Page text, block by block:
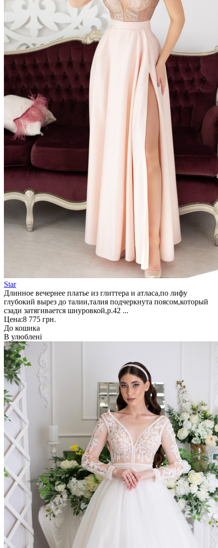
Star
Длинное вечернее платье из глиттера и атласа,по лифу
глубокий вырез до талии,талия подчеркнута поясом,который
сзади затягивается шнуровкой,р.42 ...
Цена:8 775 грн.
До кошика
В улюблені